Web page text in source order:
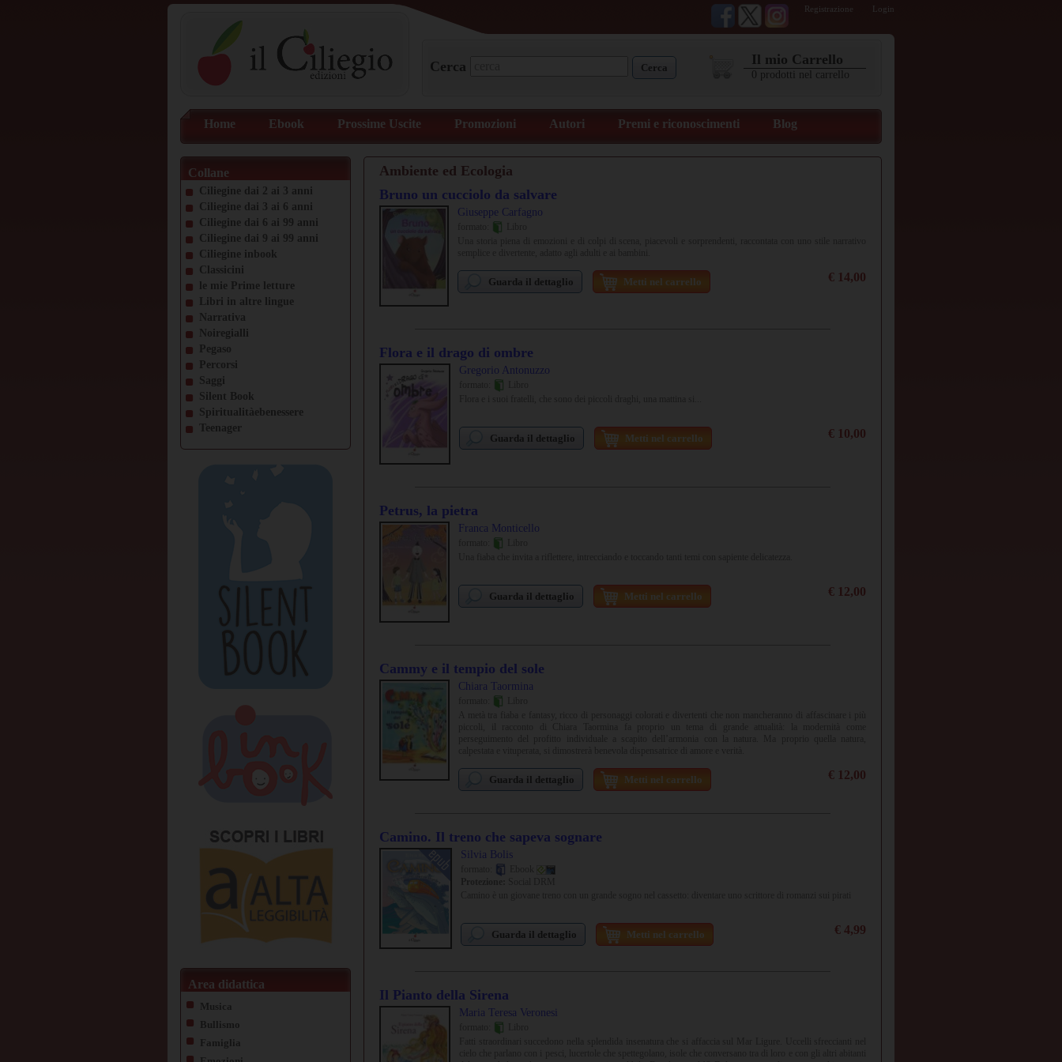
Registrazione Login
Cerca Cerca
Il mio Carrello
0 prodotti nel carrello
Home Ebook Prossime Uscite Promozioni Autori Premi e riconoscimenti Blog
Collane
Ciliegine dai 2 ai 3 anni
Ciliegine dai 3 ai 6 anni
Ciliegine dai 6 ai 99 anni
Ciliegine dai 9 ai 99 anni
Ciliegine inbook
Classicini
le mie Prime letture
Libri in altre lingue
Narrativa
Noiregialli
Pegaso
Percorsi
Saggi
Silent Book
Spiritualitàebenessere
Teenager
Area didattica
Musica
Bullismo
Famiglia
Ambiente ed Ecologia
Bruno un cucciolo da salvare
Giuseppe Carfagno
€ 14,00
Guarda il dettaglio Metti nel carrello
Flora e il drago di ombre
Gregorio Antonuzzo
€ 10,00
Guarda il dettaglio Metti nel carrello
Petrus, la pietra
Franca Monticello
€ 12,00
Guarda il dettaglio Metti nel carrello
Cammy e il tempio del sole
Chiara Taormina
€ 12,00
Guarda il dettaglio Metti nel carrello
Camino. Il treno che sapeva sognare
Silvia Bolis
€ 4,99
Guarda il dettaglio Metti nel carrello
Il Pianto della Sirena
Maria Teresa Veronesi